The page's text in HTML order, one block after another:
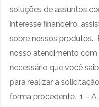
soluções de assuntos
interesse financeiro,
sobre nossos produtos.
nosso atendimento com
necessário que você
para realizar a
forma procedente. 1 – A